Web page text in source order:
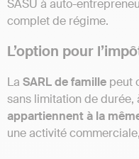
SASU à auto-
complet de régime.
L’option pour
La SARL de famille peut
sans limitation de durée,
appartiennent à la
une activité